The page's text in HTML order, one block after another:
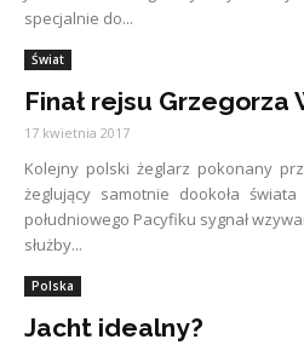
specjalnie do...
Świat
Finał rejsu Grzegorza
17 kwietnia 2017
Kolejny polski żeglarz pokonany
żeglujący samotnie dookoła
południowego Pacyfiku sygnał
służby...
Polska
Jacht idealny?